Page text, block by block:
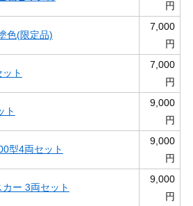
円
色(限定品)
7,000
円
ト
7,000
円
ト
9,000
円
型4両セット
9,000
円
ー 3両セット
9,000
円